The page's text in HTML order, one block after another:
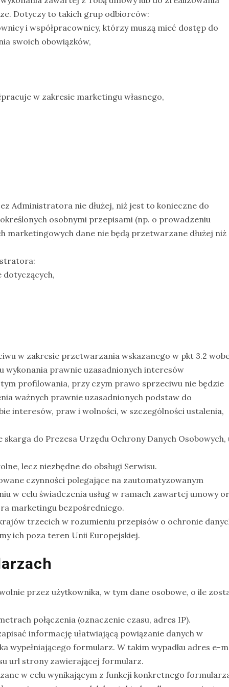
Dotyczy to takich grup odbiorców:
i współpracownicy, którzy muszą mieć dostęp do
swoich obowiązków,
w zakresie marketingu własnego,
Administratora nie dłużej, niż jest to konieczne do
osobnymi przepisami (np. o prowadzeniu
marketingowych dane nie będą przetwarzane dłużej niż
dotyczących,
w zakresie przetwarzania wskazanego w pkt 3.2
wykonania prawnie uzasadnionych interesów
profilowania, przy czym prawo sprzeciwu nie będzie
ważnych prawnie uzasadnionych podstaw do
interesów, praw i wolności, w szczególności ustalenia,
do Prezesa Urzędu Ochrony Danych Osobowych,
lecz niezbędne do obsługi Serwisu.
czynności polegające na zautomatyzowanym
w celu świadczenia usług w ramach zawartej umowy
marketingu bezpośredniego.
trzecich w rozumieniu przepisów o ochronie
ich poza teren Unii Europejskiej.
przez użytkownika, w tym dane osobowe, o ile
połączenia (oznaczenie czasu, adres IP).
informację ułatwiającą powiązanie danych w
wypełniającego formularz. W takim wypadku adres e-
url strony zawierającej formularz.
w celu wynikającym z funkcji konkretnego